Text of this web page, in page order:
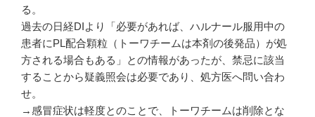
る。
過去の日経DIより「必要があれば、ハルナール服用中の
患者にPL配合顆粒（トーワチームは本剤の後発品）が処
方される場合もある」との情報があったが、禁忌に該当
することから疑義照会は必要であり、処方医へ問い合わ
せ。
→感冒症状は軽度とのことで、トーワチームは削除とな